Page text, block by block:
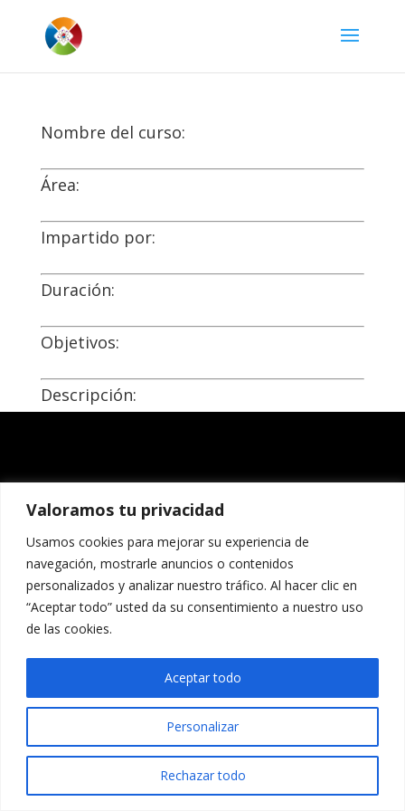
Valoramos tu privacidad
Usamos cookies para mejorar su experiencia de
navegación, mostrarle anuncios o contenidos
personalizados y analizar nuestro tráfico. Al hacer clic en
“Aceptar todo” usted da su consentimiento a nuestro uso
de las cookies.
Personalizar
Rechazar todo
Aceptar todo
Nombre del curso:
Área:
Impartido por:
Duración:
Objetivos:
Descripción: